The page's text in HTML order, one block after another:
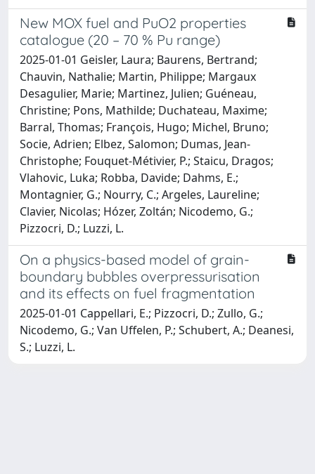
New MOX fuel and PuO2 properties
catalogue (20 – 70 % Pu range)
2025-01-01 Geisler, Laura; Baurens, Bertrand;
Chauvin, Nathalie; Martin, Philippe; Margaux
Desagulier, Marie; Martinez, Julien; Guéneau,
Christine; Pons, Mathilde; Duchateau, Maxime;
Barral, Thomas; François, Hugo; Michel, Bruno;
Socie, Adrien; Elbez, Salomon; Dumas, Jean-
Christophe; Fouquet-Métivier, P.; Staicu, Dragos;
Vlahovic, Luka; Robba, Davide; Dahms, E.;
Montagnier, G.; Nourry, C.; Argeles, Laureline;
Clavier, Nicolas; Hо́zer, Zoltán; Nicodemo, G.;
Pizzocri, D.; Luzzi, L.
On a physics-based model of grain-
boundary bubbles overpressurisation
and its effects on fuel fragmentation
2025-01-01 Cappellari, E.; Pizzocri, D.; Zullo, G.;
Nicodemo, G.; Van Uffelen, P.; Schubert, A.; Deanesi,
S.; Luzzi, L.